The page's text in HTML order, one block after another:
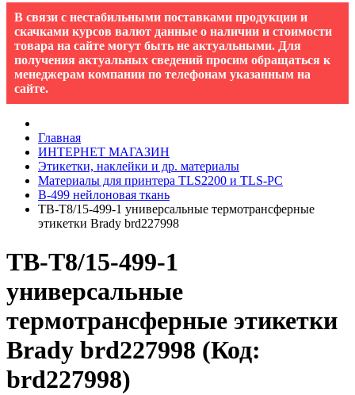
В связи с нестабильными поставками продукции и
скачками курсов валют данные о наличии и стоимости
товара на сайте могут быть не актуальными. Для
получения актуальных сведений просим обращаться к
менеджерам компании по телефонам указанным на
сайте.
Главная
ИНТЕРНЕТ МАГАЗИН
Этикетки, наклейки и др. материалы
Материалы для принтера TLS2200 и TLS-PC
B-499 нейлоновая ткань
TB-T8/15-499-1 универсальные термотрансферные
этикетки Brady brd227998
TB-T8/15-499-1
универсальные
термотрансферные этикетки
Brady brd227998 (Код:
brd227998)